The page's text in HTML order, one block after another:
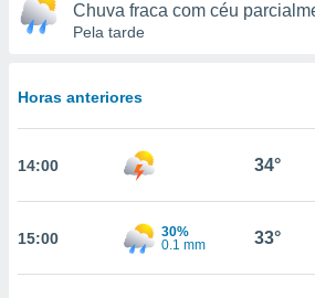
e
digital
ou
a nossa
Chuva fraca com céu
Pela tarde
Horas anteriores
14:00 34°
15:00
30%
0.1 mm
33°